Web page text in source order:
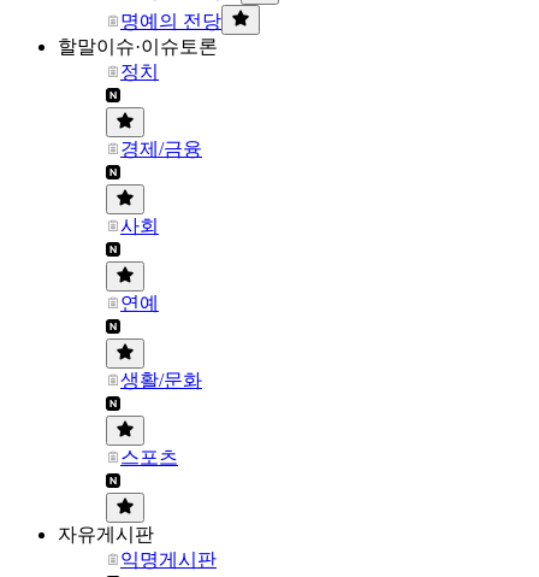
명예의 전당
할말이슈·이슈토론
정치
경제/금융
사회
연예
생활/문화
스포츠
자유게시판
익명게시판